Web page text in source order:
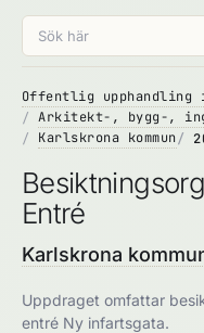
Offentlig upphandling
Arkitekt-, bygg-,
Karlskrona kommun
Entré
Karlskrona
Uppdraget omfattar
entré Ny infartsgata.